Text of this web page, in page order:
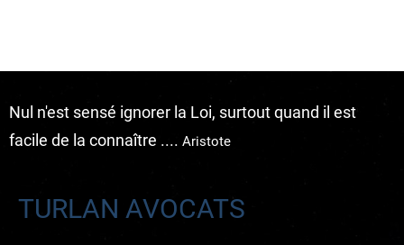
Nul n'est sensé ignorer la Loi, surtout quand il est
facile de la connaître .... Aristote
TURLAN AVOCATS